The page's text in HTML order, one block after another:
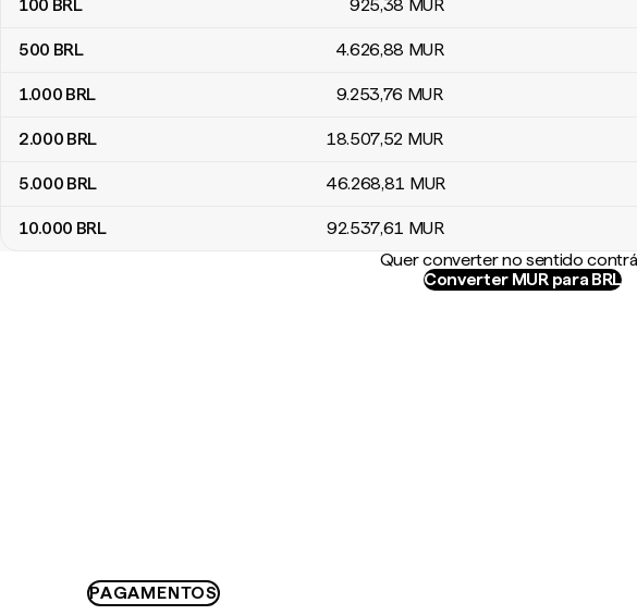
100 BRL 925,38 MUR
500 BRL 4.626,88 MUR
1.000 BRL 9.253,76 MUR
2.000 BRL 18.507,52 MUR
5.000 BRL 46.268,81 MUR
10.000 BRL 92.537,61 MUR
Quer converter no sentido
Converter MUR para BRL
PAGAMENTOS